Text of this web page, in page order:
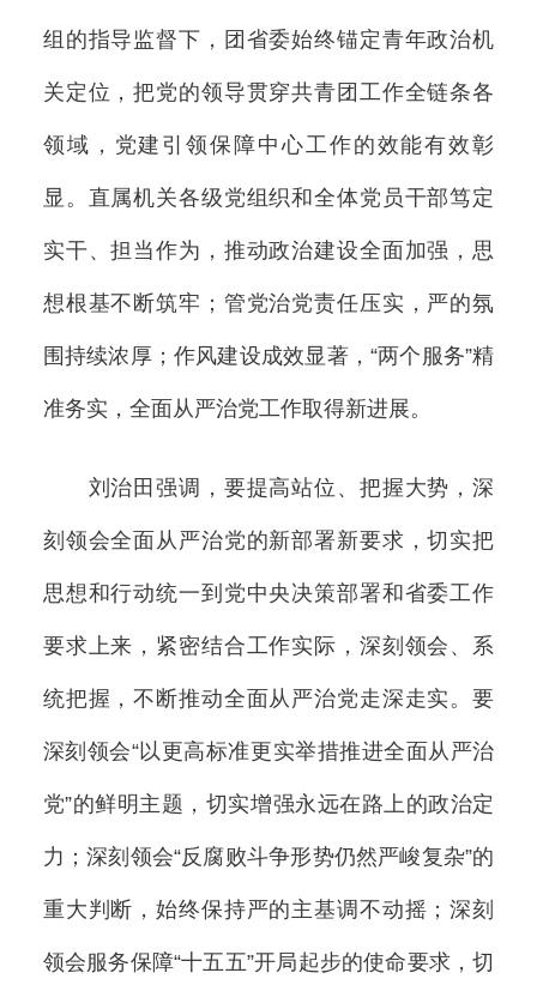
组的指导监督下，团省委始终锚定青年政治机
关定位，把党的领导贯穿共青团工作全链条各
领域，党建引领保障中心工作的效能有效彰
显。直属机关各级党组织和全体党员干部笃定
实干、担当作为，推动政治建设全面加强，思
想根基不断筑牢；管党治党责任压实，严的氛
围持续浓厚；作风建设成效显著，“两个服务”精
准务实，全面从严治党工作取得新进展。
刘治田强调，要提高站位、把握大势，深
刻领会全面从严治党的新部署新要求，切实把
思想和行动统一到党中央决策部署和省委工作
要求上来，紧密结合工作实际，深刻领会、系
统把握，不断推动全面从严治党走深走实。要
深刻领会“以更高标准更实举措推进全面从严治
党”的鲜明主题，切实增强永远在路上的政治定
力；深刻领会“反腐败斗争形势仍然严峻复杂”的
重大判断，始终保持严的主基调不动摇；深刻
领会服务保障“十五五”开局起步的使命要求，切